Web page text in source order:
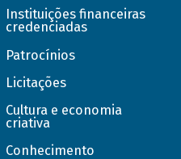
Instituições financeiras
credenciadas
Patrocínios
Licitações
Cultura e economia
criativa
Conhecimento